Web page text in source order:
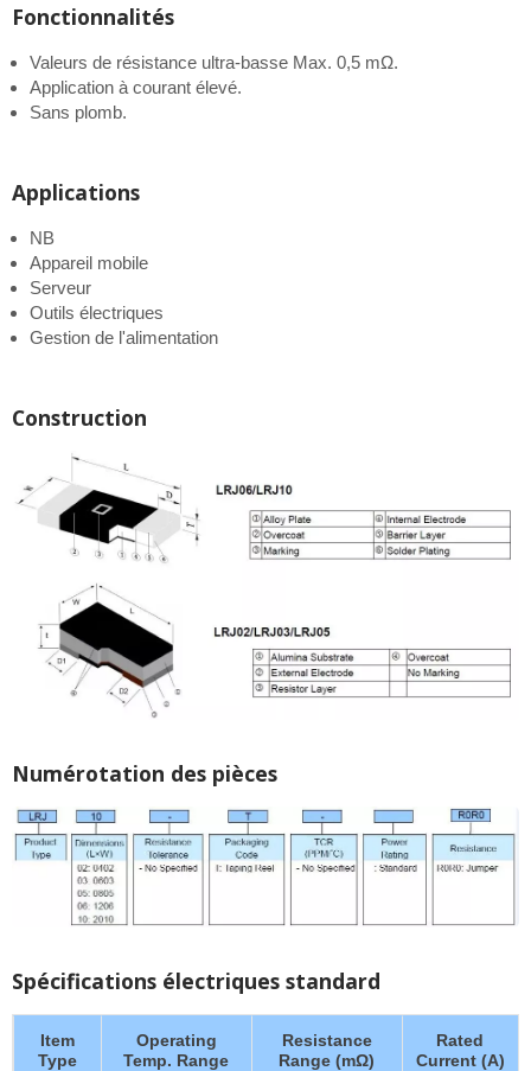
Fonctionnalités
Valeurs de résistance ultra-basse Max. 0,5 mΩ.
Application à courant élevé.
Sans plomb.
Applications
NB
Appareil mobile
Serveur
Outils électriques
Gestion de l'alimentation
Construction
Numérotation des pièces
Spécifications électriques standard
Item
Type
Operating
Temp. Range
Resistance
Range (mΩ)
Rated
Current (A)